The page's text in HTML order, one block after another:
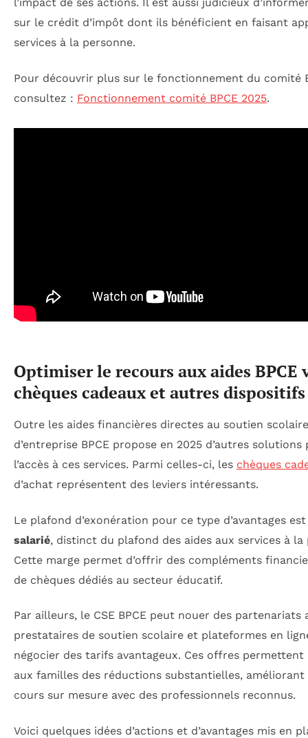
l’impact de ses actions. Il est aussi judicieux
sur le crédit d’impôt dont ils bénéficient en faisant
services à la personne.
Pour découvrir plus sur le fonctionnement du comité
consultez : Fonctionnement comité BPCE 2025.
Optimiser le recours aux aides BPCE
chèques cadeaux et autres
Outre les aides financières directes au soutien
d’entreprise BPCE propose en 2025 d’autres
l’accès à ces services. Parmi celles-ci, les chèques
d’achat représentent des leviers intéressants.
Le plafond d’exonération pour ce type d’avantages
salarié, distinct du plafond des aides aux services à la
Cette marge permet d’offrir des compléments
de chèques dédiés au secteur éducatif.
Par ailleurs, le CSE BPCE peut nouer des partenariats
prestataires de soutien scolaire et plateformes en
négocier des tarifs avantageux. Ces offres permettent
aux familles des réductions substantielles, améliorant
cours sur mesure avec des professionnels reconnus.
Voici quelques idées d’actions et d’avantages mis en